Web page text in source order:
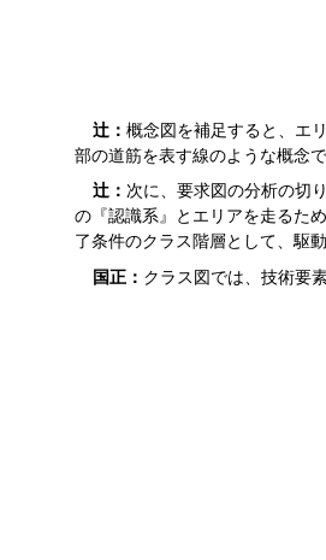
辻： 概念図を補足すると、エ
部の道筋を表す線のような概念
辻： 次に、要求図の分析の切
の『認識系』とエリアを走るた
了条件のクラス階層として、駆
国正： クラス図では、技術要